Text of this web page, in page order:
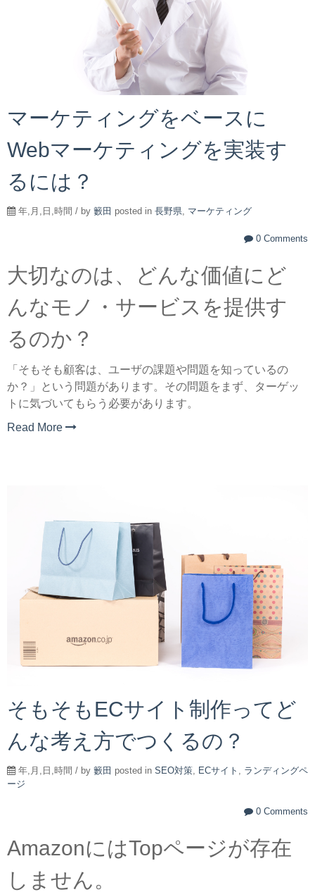
マーケティングをベースに
Webマーケティングを実装す
るには？
年,月,日,時間 / by 籔田 posted in 長野県 マーケティング
0 Comments
大切なのは、どんな価値にど
んなモノ・サービスを提供す
るのか？
「そもそも顧客は、ユーザの課題や問題を知っているの
か？」という問題があります。その問題をまず、ターゲッ
トに気づいてもらう必要があります。
Read More
そもそもECサイト制作ってど
んな考え方でつくるの？
年,月,日,時間 / by 籔田 posted in SEO対策 ECサイト
ランディングペ
ージ
0 Comments
AmazonにはTopページが存在
しません。